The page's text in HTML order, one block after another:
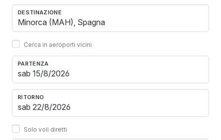
DESTINAZIONE
Cerca in aeroporti vicini
PARTENZA
RITORNO
Solo voli diretti